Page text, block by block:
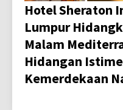
Hotel Sheraton
Lumpur
Malam
Hidangan
Kemerdekaan